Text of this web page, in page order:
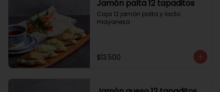
Jamón palta 12 tapaditos
Caja 12 jamón palta y lacto
mayonesa
$13.500